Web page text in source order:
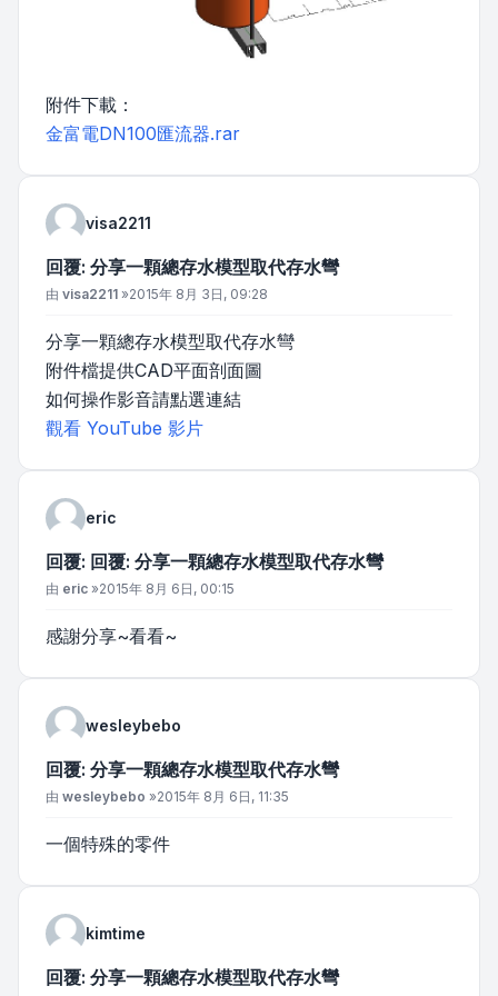
附件下載：
金富電DN100匯流器.rar
visa2211
回覆: 分享一顆總存水模型取代存水彎
文章
由 visa2211 »2015年 8月 3日, 09:28
分享一顆總存水模型取代存水彎
附件檔提供CAD平面剖面圖
如何操作影音請點選連結
觀看 YouTube 影片
eric
回覆: 回覆: 分享一顆總存水模型取代存水彎
文章
由 eric »2015年 8月 6日, 00:15
感謝分享~看看~
wesleybebo
回覆: 分享一顆總存水模型取代存水彎
文章
由 wesleybebo »2015年 8月 6日, 11:35
一個特殊的零件
kimtime
回覆: 分享一顆總存水模型取代存水彎